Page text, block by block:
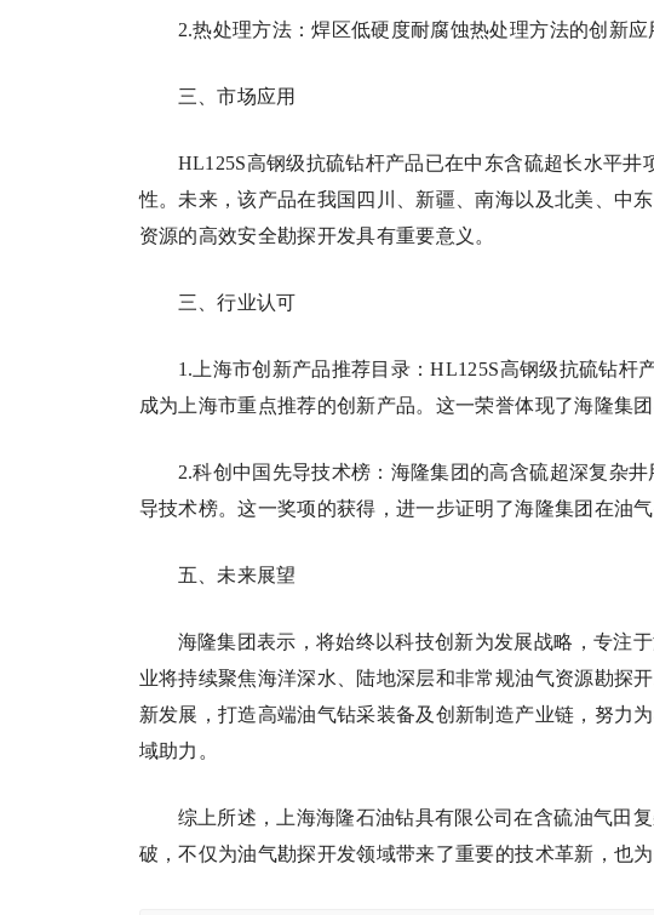
2.热处理方法：焊区低硬度耐腐蚀热处理方法的创新
三、市场应用
HL125S高钢级抗硫钻杆产品已在中东含硫超长水平
性。未来，该产品在我国四川、新疆、南海以及北美、中
资源的高效安全勘探开发具有重要意义。
三、行业认可
1.上海市创新产品推荐目录：HL125S高钢级抗硫钻杆
成为上海市重点推荐的创新产品。这一荣誉体现了海隆集
2.科创中国先导技术榜：海隆集团的高含硫超深复杂
导技术榜。这一奖项的获得，进一步证明了海隆集团在油
五、未来展望
海隆集团表示，将始终以科技创新为发展战略，专注
业将持续聚焦海洋深水、陆地深层和非常规油气资源勘探
新发展，打造高端油气钻采装备及创新制造产业链，努力
域助力。
综上所述，上海海隆石油钻具有限公司在含硫油气田
破，不仅为油气勘探开发领域带来了重要的技术革新，也